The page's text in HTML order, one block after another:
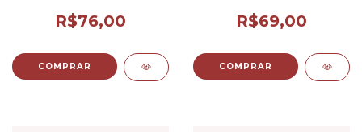
R$76,00
COMPRAR
R$69,00
COMPRAR